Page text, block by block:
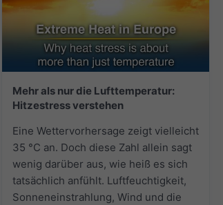
Mehr als nur die Lufttemperatur:
Hitzestress verstehen
Eine Wettervorhersage zeigt vielleicht
35 °C an. Doch diese Zahl allein sagt
wenig darüber aus, wie heiß es sich
tatsächlich anfühlt. Luftfeuchtigkeit,
Sonneneinstrahlung, Wind und die